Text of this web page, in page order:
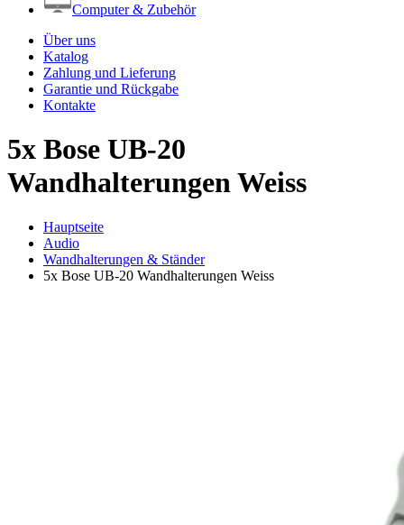
Computer & Zubehör
Über uns
Katalog
Zahlung und Lieferung
Garantie und Rückgabe
Kontakte
5x Bose UB-20
Wandhalterungen Weiss
Hauptseite
Audio
Wandhalterungen & Ständer
5x Bose UB-20 Wandhalterungen Weiss